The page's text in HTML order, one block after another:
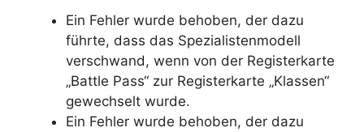
Ein Fehler wurde behoben, der dazu
führte, dass das Spezialistenmodell
verschwand, wenn von der Registerkarte
„Battle Pass“ zur Registerkarte „Klassen“
gewechselt wurde.
Ein Fehler wurde behoben, der dazu